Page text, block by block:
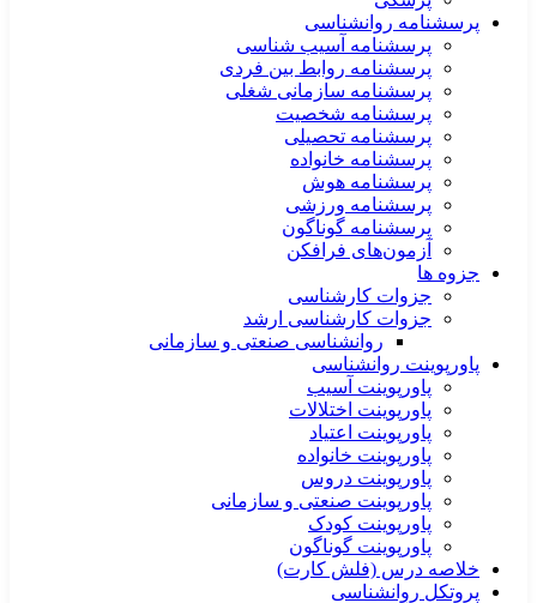
پرسشنامه روانشناسی
پرسشنامه آسیب شناسی
پرسشنامه روابط بین فردی
پرسشنامه سازمانی شغلی
پرسشنامه شخصیت
پرسشنامه تحصیلی
پرسشنامه خانواده
پرسشنامه هوش
پرسشنامه ورزشی
پرسشنامه گوناگون
آزمون‌های فرافکن
جزوه ها
جزوات کارشناسی
جزوات کارشناسی ارشد
روانشناسی صنعتی و سازمانی
پاورپوینت روانشناسی
پاورپوینت آسیب
پاورپوینت اختلالات
پاورپوینت اعتیاد
پاورپوینت خانواده
پاورپوینت دروس
پاورپوینت صنعتی و سازمانی
پاورپوینت کودک
پاورپوینت گوناگون
خلاصه درس (فلش کارت)
پروتکل روانشناسی